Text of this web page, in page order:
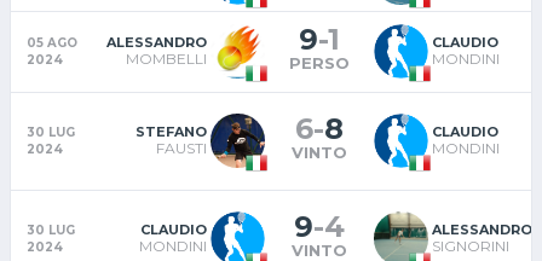
05 AGO
2024
ALESSANDRO
MOMBELLI
9-1
PERSO
CLAUDIO
MONDINI
30 LUG
2024
STEFANO
FAUSTI
6-8
VINTO
CLAUDIO
MONDINI
30 LUG
2024
CLAUDIO
MONDINI
9-4
VINTO
ALESSANDRO
SIGNORINI